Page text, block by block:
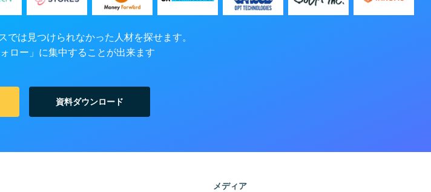
では見つけられなかった人材を探せます。
ロー」に集中することが出来ます
資料ダウンロード
メディア